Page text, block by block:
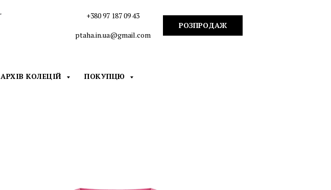
+380 97 187 09 43
ptaha.in.ua@gmail.com
РОЗПРОДАЖ
АРХІВ КОЛЕЦІЙ ПОКУПЦЮ